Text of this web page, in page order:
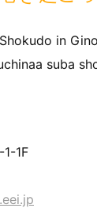
in
suba
1F